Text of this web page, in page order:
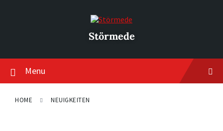
Störmede
Menu
HOME NEUIGKEITEN